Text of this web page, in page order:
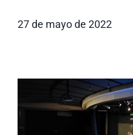
27 de mayo de 2022